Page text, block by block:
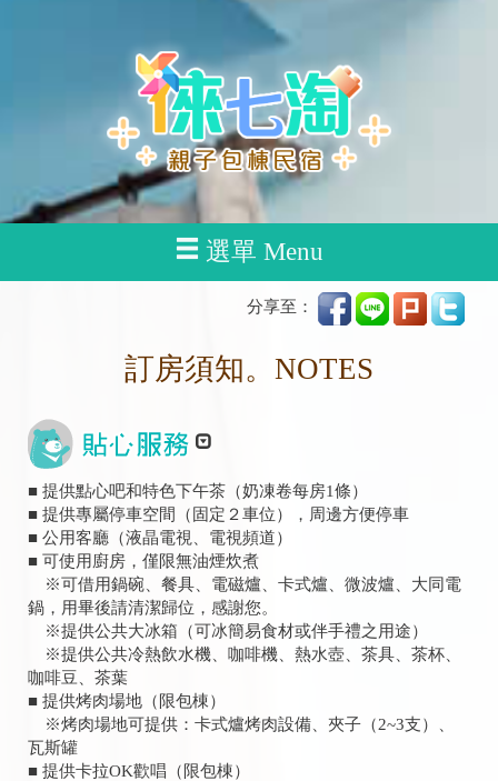
選單 Menu
分享至：
訂房須知。NOTES
■ 提供點心吧和特色下午茶（奶凍卷每房1條）
■ 提供專屬停車空間（固定２車位），周邊方便停車
■ 公用客廳（液晶電視、電視頻道）
■ 可使用廚房，僅限無油煙炊煮
※可借用鍋碗、餐具、電磁爐、卡式爐、微波爐、大同電
鍋，用畢後請清潔歸位，感謝您。
※提供公共大冰箱（可冰簡易食材或伴手禮之用途）
※提供公共冷熱飲水機、咖啡機、熱水壺、茶具、茶杯、
咖啡豆、茶葉
■ 提供烤肉場地（限包棟）
※烤肉場地可提供：卡式爐烤肉設備、夾子（2~3支）、
瓦斯罐
■ 提供卡拉OK歡唱（限包棟）